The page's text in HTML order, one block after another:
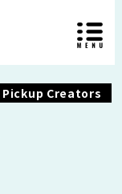
Pickup Creators